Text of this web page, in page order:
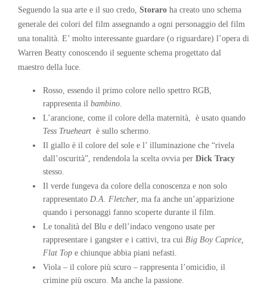
Seguendo la sua arte e il suo credo, Storaro ha creato uno schema
generale dei colori del film assegnando a ogni personaggio del film
una tonalità. E’ molto interessante guardare (o riguardare) l’opera di
Warren Beatty conoscendo il seguente schema progettato dal
maestro della luce.
Rosso, essendo il primo colore nello spettro RGB,
rappresenta il bambino
L’arancione, come il colore della maternità, è usato quando
Tess Trueheart è sullo schermo.
Il giallo è il colore del sole e l’ illuminazione che “rivela
dall’oscurità”, rendendola la scelta ovvia per Dick Tracy
stesso.
Il verde fungeva da colore della conoscenza e non solo
rappresentato D.A. Fletcher, ma fa anche un’apparizione
quando i personaggi fanno scoperte durante il film.
Le tonalità del Blu e dell’indaco vengono usate per
rappresentare i gangster e i cattivi, tra cui Big Boy Caprice,
Flat Top e chiunque abbia piani nefasti.
Viola – il colore più scuro – rappresenta l’omicidio, il
crimine più oscuro. Ma anche la passione.